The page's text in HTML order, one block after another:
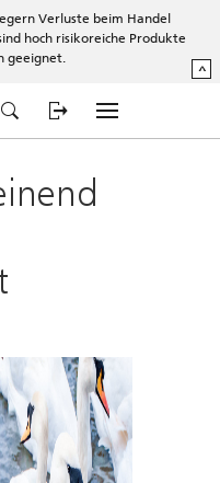
Verluste beim Handel
hoch risikoreiche Produkte
geeignet.
^